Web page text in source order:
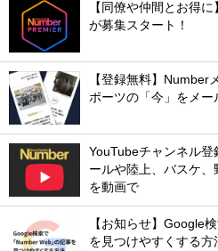
【同僚や仲間とお得
が募集スタート！
【登録無料】Number
ポーツの「今」をメー
YouTubeチャンネル
ールや陸上、バスケ
を動画で
【お知らせ】Google
を見つけやすくする方